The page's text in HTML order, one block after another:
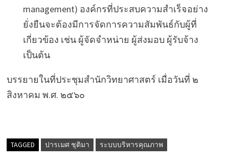
management) องค์กรที่ประสบความสำเร็จอย่าง
ยั่งยืนจะต้องมีการจัดการความสัมพันธ์กับผู้ที่
เกี่ยวข้อง เช่น ผู้จัดจำหน่าย ผู้ส่งมอบ ผู้รับจ้าง
เป็นต้น
บรรยายในที่ประชุมสำนักวิทยาศาสตร์ เมื่อวันที่ ๒
สิงหาคม พ.ศ. ๒๕๖๐
TAGGED ปารเมศ ชุติมา ระบบบริหารคุณภาพ